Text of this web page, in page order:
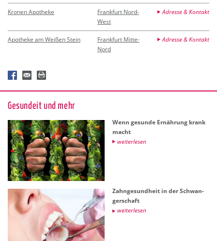
Kronen Apotheke
Frankfurt Nord-
West
Adresse & Kontakt
Apotheke am Weißen Stein
Frankfurt Mitte-
Nord
Adresse & Kontakt
Ge­sund­eit und mehr
Wenn ge­sun­de Er­näh­rung krank
macht
wei­ter­le­sen
Zahn­ge­sund­heit in der Schwan­
ger­schaft
wei­ter­le­sen